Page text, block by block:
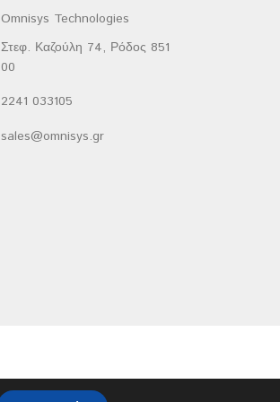
Omnisys Technologies
Στεφ. Καζούλη 74, Ρόδος 851
00
2241 033105
sales@omnisys.gr